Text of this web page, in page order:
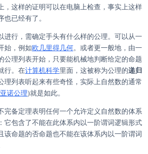
，这样的证明可以在电脑上检查，事实上这样
也已经有了。
进行，需确定手头有什么样的公理。可以从一
始，例如欧几里得几何。或者更一般地，由一
公理列表开始，只要能机械地判断给定的命题
行。在计算机科学里面，这被称为公理的递归
理列表听起来有些奇怪，实际上自然数的通常
诺公理)就是如此。
完备定理表明任何一个允许定义自然数的体系
它包含了不能在此体系内以一阶谓词逻辑形式
该命题的否命题也不能在该体系内以一阶谓词